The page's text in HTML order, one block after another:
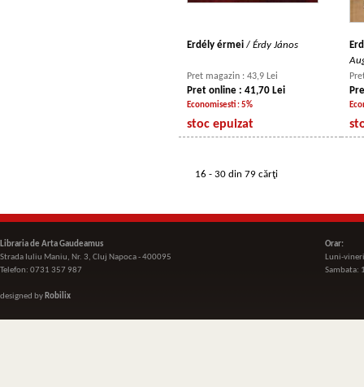
Erdély érmei / Érdy János
Pret magazin : 43,9 Lei
Pret online : 41,70 Lei
Economisesti : 5%
stoc epuizat
16 - 30 din 79 cărţi
Libraria de Arta Gaudeamus
Strada Iuliu Maniu, Nr. 3, Cluj Napoca - 400095
Telefon: 0731 357 987
designed by Robilix
Orar:
Luni-
Sambata: